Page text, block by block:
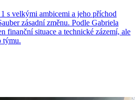
s velkými ambicemi a jeho příchod
zásadní změnu. Podle Gabriela
finanční situace a technické zázemí, ale
týmu.